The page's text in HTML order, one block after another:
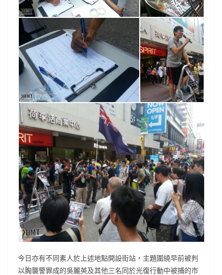
今日亦有不同素人於上述地點開設街站，主題圍繞早前被判
以胸襲警罪成的吳麗英及其他三名同於光復行動中被捕的市